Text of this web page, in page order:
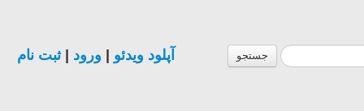
جستجو آپلود ویدئو ورود |ثبت نام